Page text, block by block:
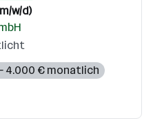
w/d)
4.000 € monatlich